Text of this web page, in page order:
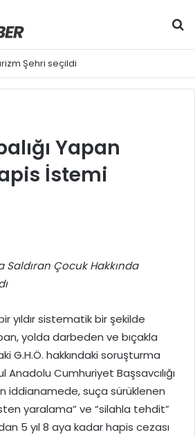
Şehri seçildi
Yapan
İstemi
Saldıran Çocuk Hakkında
yıldır sistematik bir şekilde
yolda darbeden ve bıçakla
G.H.Ö. hakkındaki soruşturma
Cumhuriyet Başsavcılığı
iddianamede, suça sürüklenen
yaralama” ve “silahla tehdit”
5 yıl 8 aya kadar hapis cezası